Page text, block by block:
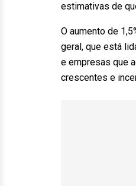
estimativas de
O aumento de
geral, que está
e empresas que
crescentes e